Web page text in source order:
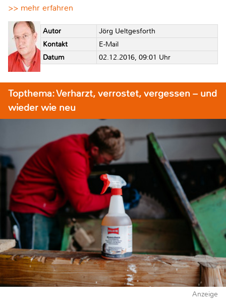
>> mehr erfahren
Autor
Jörg Ueltgesforth
Kontakt
E-Mail
Datum
02.12.2016, 09:01 Uhr
Topthema: Verharzt, verrostet, vergessen – und
wieder wie neu
Anzeige